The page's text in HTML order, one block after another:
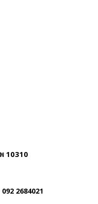
10310
2684021